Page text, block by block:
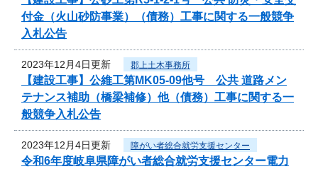
付金（火山砂防事業）（債務）工事に関する一般競争
入札公告
2023年12月4日更新 郡上土木事務所
【建設工事】公維工第MK05-09他号 公共 道路メン
テナンス補助（橋梁補修）他（債務）工事に関する一
般競争入札公告
2023年12月4日更新 障がい者総合就労支援センター
令和6年度岐阜県障がい者総合就労支援センター電力